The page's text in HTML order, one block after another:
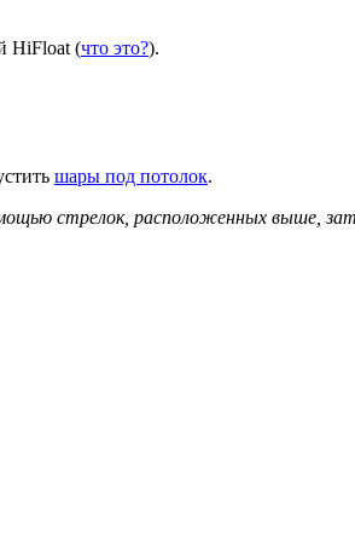
HiFloat (что это?).
шары под потолок.
стрелок, расположенных выше,